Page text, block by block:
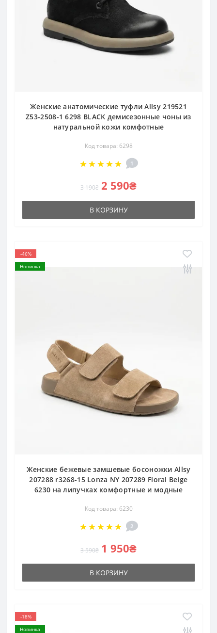
Женские анатомические туфли Allsy 219521
Z53-2508-1 6298 BLACK демисезонные чоны из
натуральной кожи комфотные
Код товара: 6298
1
3 190₴ 2 590₴
В КОРЗИНУ
-46%
Новинка
Женские бежевые замшевые босоножки Allsy
207288 r3268-15 Lonza NY 207289 Floral Beige
6230 на липучках комфортные и модные
Код товара: 6230
2
3 590₴ 1 950₴
В КОРЗИНУ
-18%
Новинка